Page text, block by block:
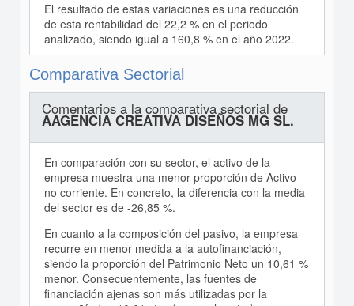
El resultado de estas variaciones es una reducción
de esta rentabilidad del 22,2 % en el periodo
analizado, siendo igual a 160,8 % en el año 2022.
Comparativa Sectorial
Comentarios a la comparativa sectorial de
AAGENCIA CREATIVA DISEÑOS MG SL.
En comparación con su sector, el activo de la
empresa muestra una menor proporción de Activo
no corriente. En concreto, la diferencia con la media
del sector es de -26,85 %.
En cuanto a la composición del pasivo, la empresa
recurre en menor medida a la autofinanciación,
siendo la proporción del Patrimonio Neto un 10,61 %
menor. Consecuentemente, las fuentes de
financiación ajenas son más utilizadas por la